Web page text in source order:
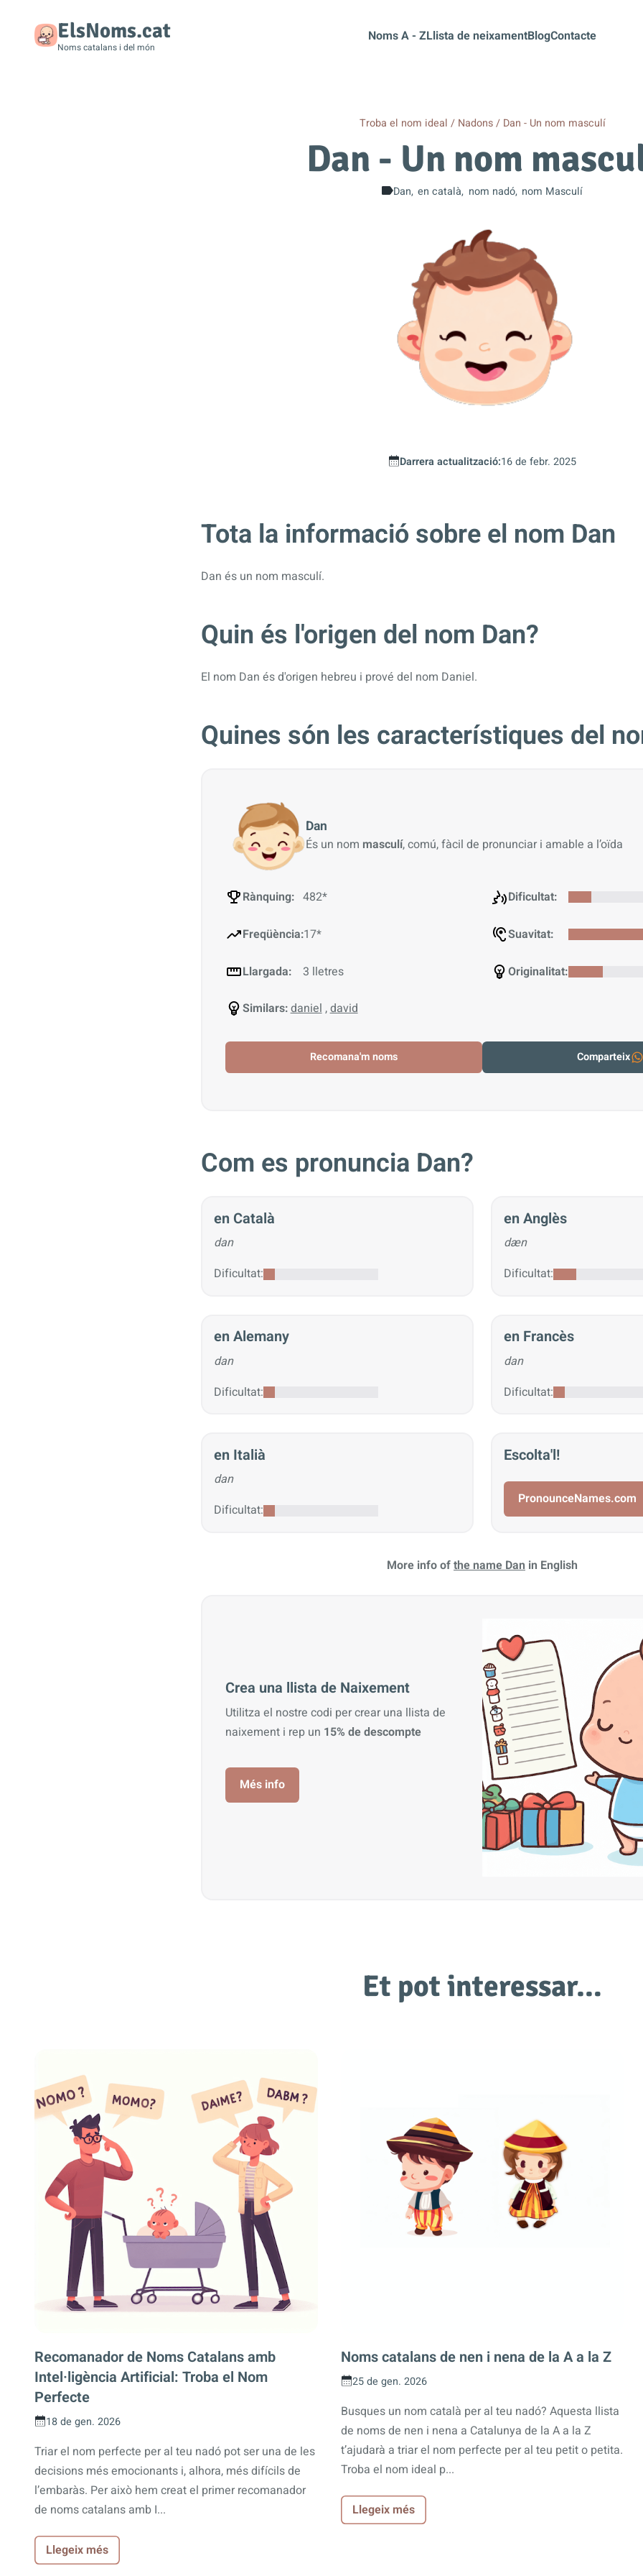
ElsNoms.cat
Noms catalans i del món
Noms A - ZLlista de neixamentBlogContacte
Troba el nom ideal Nadons Dan - Un nom masculí
Dan - Un nom
Dan en català nom nadó nom Masculí
Darrera actualització:16 de febr. 2025
Tota la informació sobre el nom Dan
Dan és un nom masculí.
Quin és l'origen del nom Dan?
El nom Dan és d'origen hebreu i prové del nom Daniel.
Quines són les característiques del
Rànquing: 482*
Freqüència:17*
Llargada: 3 lletres
Dificultat:
Suavitat:
Originalitat:
Similars:daniel ,david
Recomana'm noms Comparteix
Dan
És un nom masculí, comú, fàcil de pronunciar i amable a l’oïda
Com es pronuncia Dan?
en Català
dan
Dificultat:
en Anglès
dæn
Dificultat:
en Alemany
dan
Dificultat:
en Francès
dan
Dificultat:
en Italià
dan
Dificultat:
Escolta'l!
PronounceNames.com
More info ofthe name Dan in English
Crea una llista de Naixement
Utilitza el nostre codi per crear una llista de
naixement i rep un 15% de descompte
Més info
Et pot interessar…
Recomanador de Noms Catalans amb
Intel·ligència Artificial: Troba el Nom
Perfecte
18 de gen. 2026
Triar el nom perfecte per al teu nadó pot ser una de les
decisions més emocionants i, alhora, més difícils de
l’embaràs. Per això hem creat el primer recomanador
de noms catalans amb I...
Llegeix més
Noms catalans de nen i nena de la A a la Z
25 de gen. 2026
Busques un nom català per al teu nadó? Aquesta llista
de noms de nen i nena a Catalunya de la A a la Z
t’ajudarà a triar el nom perfecte per al teu petit o petita.
Troba el nom ideal p...
Llegeix més